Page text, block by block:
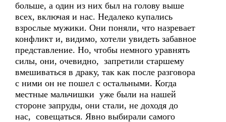
больше, а один из них был на голову выше
всех, включая и нас. Недалеко купались
взрослые мужики. Они поняли, что назревает
конфликт и, видимо, хотели увидеть забавное
представление. Но, чтобы немного уравнять
силы, они, очевидно, запретили старшему
вмешиваться в драку, так как после разговора
с ними он не пошел с остальными. Когда
местные мальчишки уже были на нашей
стороне запруды, они стали, не доходя до
нас, совещаться. Явно выбирали самого